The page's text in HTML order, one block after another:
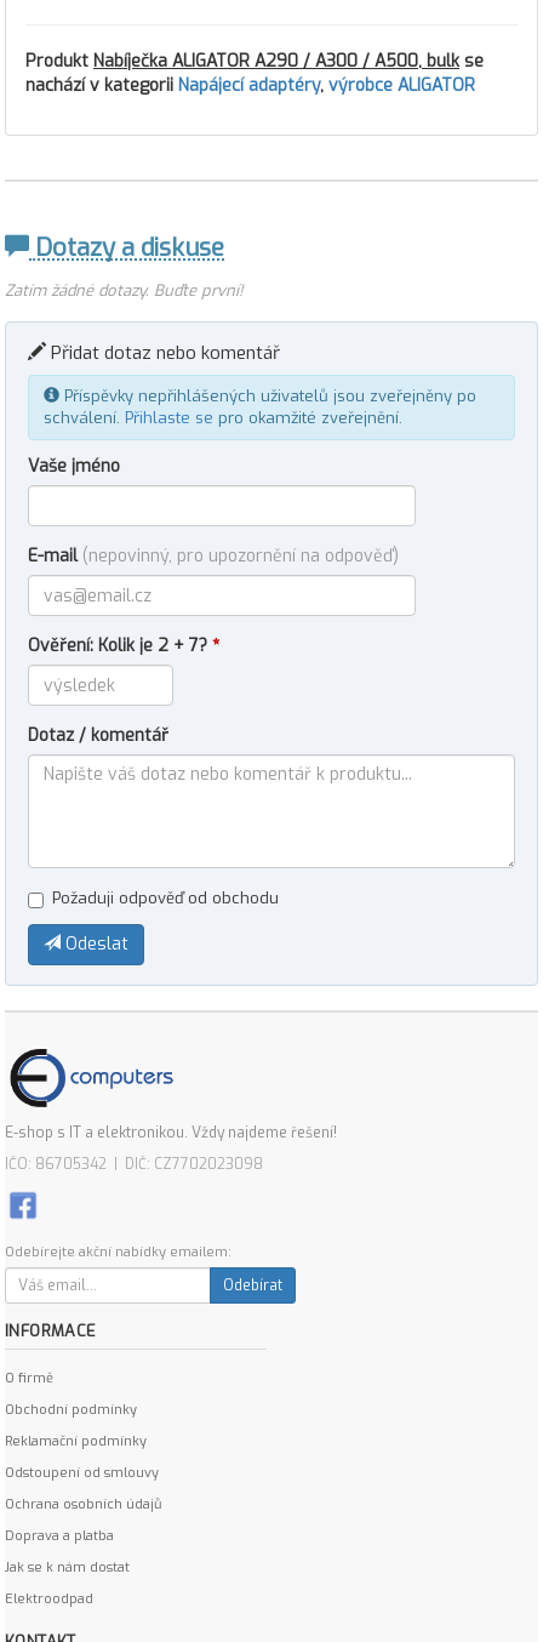
Produkt Nabíječka ALIGATOR A290 / A300 / A500, bulkse
nachází v kategorii Napájecí adaptéry, výrobce ALIGATOR
Dotazy a diskuse
Zatím žádné dotazy. Buďte první!
Přidat dotaz nebo komentář
Příspěvky nepřihlášených uživatelů jsou zveřejněny po
schválení. Přihlaste se pro okamžité zveřejnění.
Vaše jméno
E-mail (nepovinný, pro upozornění na odpověď)
Ověření: Kolik je 2 + 7? *
Dotaz / komentář
Požaduji odpověď od obchodu
Odeslat
E-shop s IT a elektronikou. Vždy najdeme řešení!
IČO: 86705342 | DIČ: CZ7702023098
Odebírejte akční nabídky emailem:
Odebírat
INFORMACE
O firmě
Obchodní podmínky
Reklamační podmínky
Odstoupení od smlouvy
Ochrana osobních údajů
Doprava a platba
Jak se k nám dostat
Elektroodpad